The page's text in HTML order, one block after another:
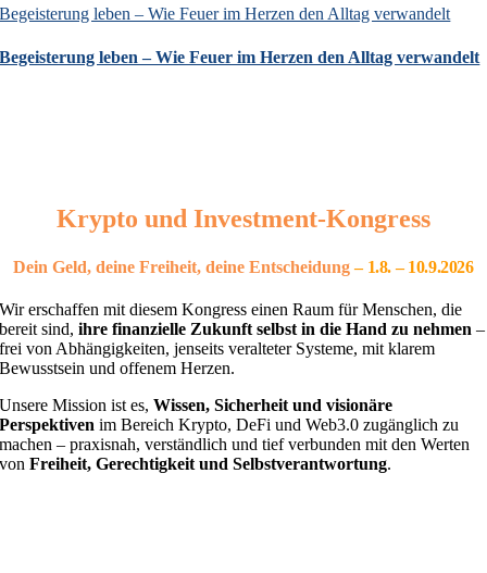
Begeisterung leben – Wie Feuer im Herzen den Alltag verwandelt
Begeisterung leben – Wie Feuer im Herzen den Alltag verwandelt
Krypto und Investment-Kongress
Dein Geld, deine Freiheit, deine Entscheidung – 1.8. – 10.9.2026
Wir erschaffen mit diesem Kongress einen Raum für Menschen, die
bereit sind,ihre finanzielle Zukunft selbst in die Hand zu nehmen –
frei von Abhängigkeiten, jenseits veralteter Systeme, mit klarem
Bewusstsein und offenem Herzen.
Unsere Mission ist es,Wissen, Sicherheit und visionäre
Perspektiven im Bereich Krypto, DeFi und Web3.0 zugänglich zu
machen – praxisnah, verständlich und tief verbunden mit den Werten
vonFreiheit, Gerechtigkeit und Selbstverantwortung.